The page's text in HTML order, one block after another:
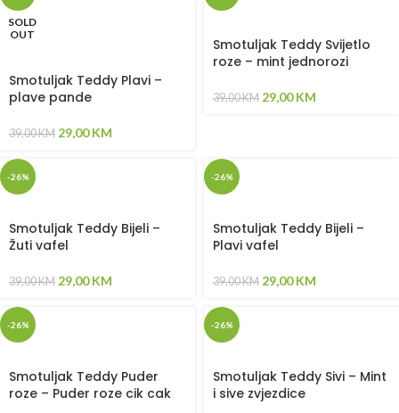
SOLD
OUT
Smotuljak Teddy Plavi –
plave pande
39,00KM 29,00KM
Smotuljak Teddy Svijetlo
roze – mint jednorozi
39,00KM 29,00KM
-26%
Smotuljak Teddy Bijeli –
Žuti vafel
39,00KM 29,00KM
-26%
Smotuljak Teddy Bijeli –
Plavi vafel
39,00KM 29,00KM
-26%
Smotuljak Teddy Puder
roze – Puder roze cik cak
-26%
Smotuljak Teddy Sivi – Mint
i sive zvjezdice